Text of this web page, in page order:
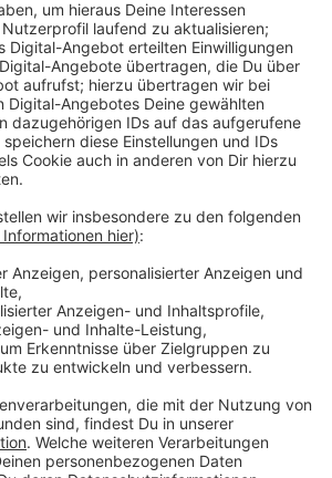
auf dem Laufenden
bleiben!
mehr - mit unserem kostenlosen
Newsletter. Ob Nachrichten,
unsere neuesten Aktionen - wir
informieren dich.
Newsletter anmelden